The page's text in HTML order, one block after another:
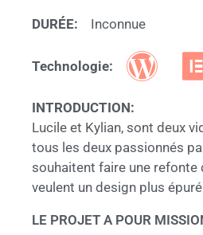
DURÉE: Inconnue
Technologie:
INTRODUCTION:
Lucile et Kylian, sont deux
tous les deux passionnés
souhaitent faire une refonte
veulent un design plus
LE PROJET A POUR